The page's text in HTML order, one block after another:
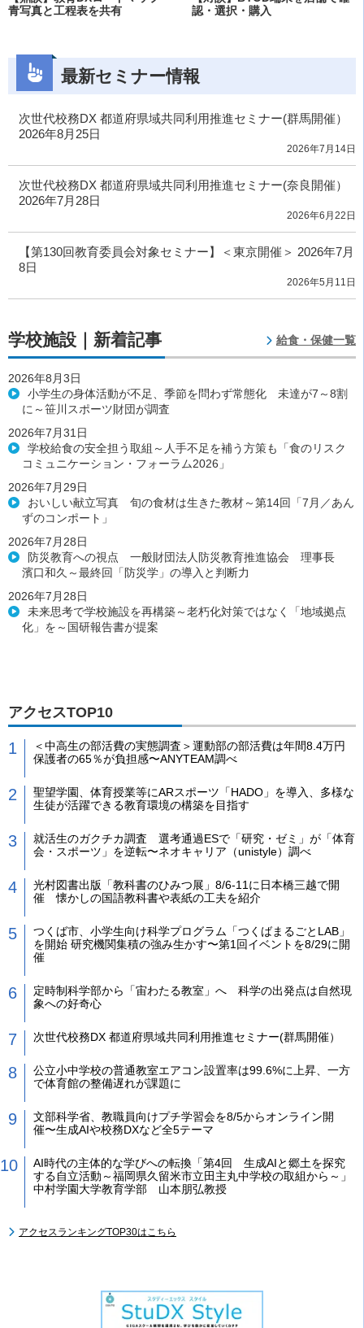
青写真と工程表を共有
認・選択・購入
最新セミナー情報
次世代校務DX 都道府県域共同利用推進セミナー(群馬開催）
2026年8月25日
2026年7月14日
次世代校務DX 都道府県域共同利用推進セミナー(奈良開催）
2026年7月28日
2026年6月22日
【第130回教育委員会対象セミナー】＜東京開催＞ 2026年7月
8日
2026年5月11日
学校施設｜新着記事 給食・保健一覧
2026年8月3日
小学生の身体活動が不足、季節を問わず常態化 未達が7～8割
に～笹川スポーツ財団が調査
2026年7月31日
学校給食の安全担う取組～人手不足を補う方策も「食のリスク
コミュニケーション・フォーラム2026」
2026年7月29日
おいしい献立写真 旬の食材は生きた教材～第14回「7月／あん
ずのコンポート」
2026年7月28日
防災教育への視点 一般財団法人防災教育推進協会 理事長
濱口和久～最終回「防災学」の導入と判断力
2026年7月28日
未来思考で学校施設を再構築～老朽化対策ではなく「地域拠点
化」を～国研報告書が提案
アクセスTOP10
＜中高生の部活費の実態調査＞運動部の部活費は年間8.4万円
保護者の65％が負担感〜ANYTEAM調べ
聖望学園、体育授業等にARスポーツ「HADO」を導入、多様な
生徒が活躍できる教育環境の構築を目指す
就活生のガクチカ調査 選考通過ESで「研究・ゼミ」が「体育
会・スポーツ」を逆転〜ネオキャリア（unistyle）調べ
光村図書出版「教科書のひみつ展」8/6-11に日本橋三越で開
催 懐かしの国語教科書や表紙の工夫を紹介
つくば市、小学生向け科学プログラム「つくばまるごとLAB」
を開始 研究機関集積の強み生かす〜第1回イベントを8/29に開
催
定時制科学部から「宙わたる教室」へ 科学の出発点は自然現
象への好奇心
次世代校務DX 都道府県域共同利用推進セミナー(群馬開催）
公立小中学校の普通教室エアコン設置率は99.6%に上昇、一方
で体育館の整備遅れが課題に
文部科学省、教職員向けプチ学習会を8/5からオンライン開
催〜生成AIや校務DXなど全5テーマ
AI時代の主体的な学びへの転換「第4回 生成AIと郷土を探究
する自立活動～福岡県久留米市立田主丸中学校の取組から～」
中村学園大学教育学部 山本朋弘教授
アクセスランキングTOP30はこちら